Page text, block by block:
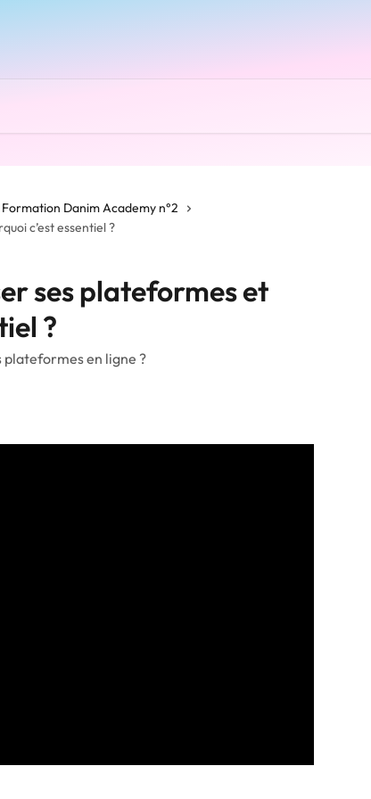
Formation Danim Academy n°2
c’est essentiel ?
ses plateformes et
?
en ligne ?